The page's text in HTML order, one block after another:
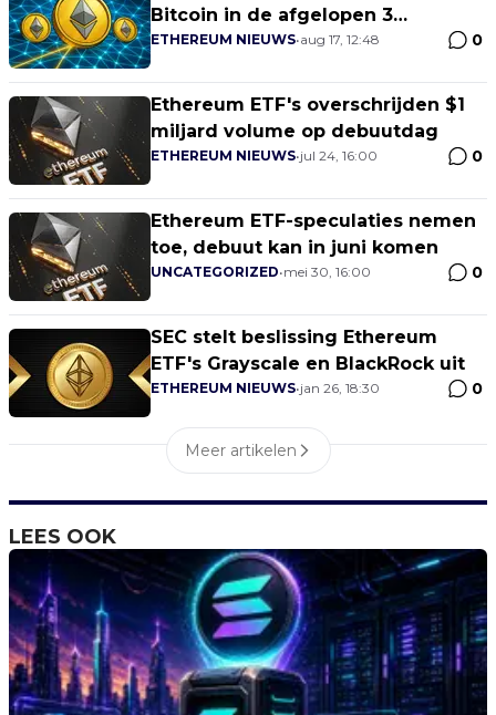
Bitcoin in de afgelopen 3
maanden
ETHEREUM NIEUWS•aug 17, 12:48 0
Ethereum ETF's overschrijden $1
miljard volume op debuutdag
ETHEREUM NIEUWS•jul 24, 16:00 0
Ethereum ETF-speculaties nemen
toe, debuut kan in juni komen
UNCATEGORIZED•mei 30, 16:00 0
SEC stelt beslissing Ethereum
ETF's Grayscale en BlackRock uit
ETHEREUM NIEUWS•jan 26, 18:30 0
Meer artikelen
LEES OOK